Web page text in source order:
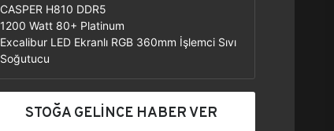
CASPER H810 DDR5
1200 Watt 80+ Platinum
Excalibur LED Ekranlı RGB 360mm İşlemci Sıvı
Soğutucu
STOĞA GELİNCE HABER VER